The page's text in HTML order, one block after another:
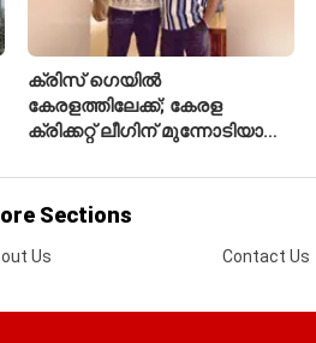
ക്രിസ് ഗെയിൽ
കേരളത്തിലേക്ക്; കേരള
ക്രിക്കറ്റ് ലീഗിന് മുന്നോടിയായി
നൽകും
Sections
Us Contact Us